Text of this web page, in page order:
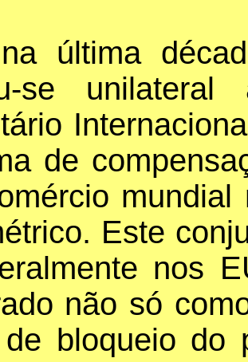
última
se
de
mundial
Este
nos
não só
bloqueio do